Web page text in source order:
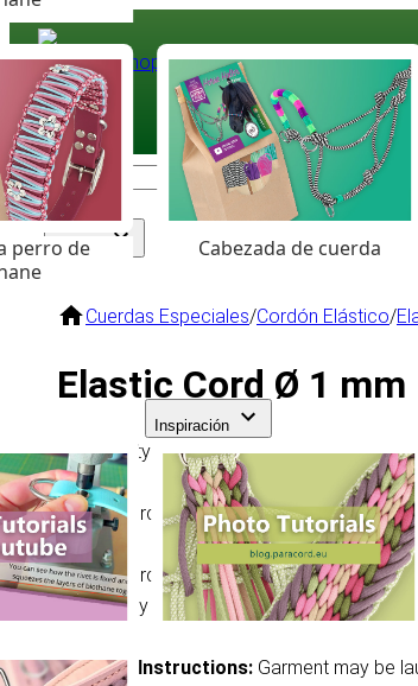
Paracord
Coloured Cord Paradise
Surtido
perro de
Cabezada de cuerda
Inspiración
Cuerdas Especiales/Cordón Elástico/
Elastic Cord Ø 1 mm
High quality elastic cord!
Elastic Cord is an indispensable material
Elastic Cord Ø 1 mm: Material: 50%
Conformity with Öko-tex 100: Yes.
Washing Instructions: Garment may be